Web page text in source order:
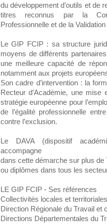
du développement d’outils et de
titres reconnus par la
Professionnelle et de la
Le GIP FCIP : sa structure
moyens de différents
une meilleure capacité de
notamment aux projets
Son cadre d’intervention : la
Recteur d’Académie, une
stratégie européenne pour
de l’égalité professionnelle
contre l’exclusion.
Le DAVA (dispositif
accompagne
dans cette démarche sur plus de
ou diplômes dans tous les
LE GIP FCIP - Ses références
Collectivités locales et territoriales
Direction Régionale du Travail et
Directions Départementales du